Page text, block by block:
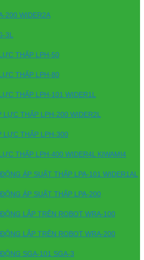
200 WIDER2A
3L
THẤP LPH-50
THẤP LPH-80
THẤP LPH-101 WIDER1L
LỰC THẤP LPH-200 WIDER2L
LỰC THẤP LPH-300
THẤP LPH-400 WIDER4L KIWAMI4
ÁP SUẤT THẤP LPA-101 WIDER1AL
ÁP SUẤT THẤP LPA-200
LẮP TRÊN ROBOT WRA-100
LẮP TRÊN ROBOT WRA-200
SGA-101 SGA-3